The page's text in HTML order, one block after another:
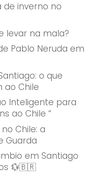
inverno no
levar na mala?
Pablo Neruda em
o que
ao Chile
Inteligente para
ao Chile “
Chile: a
Guarda
em Santiago
💱🇧🇷